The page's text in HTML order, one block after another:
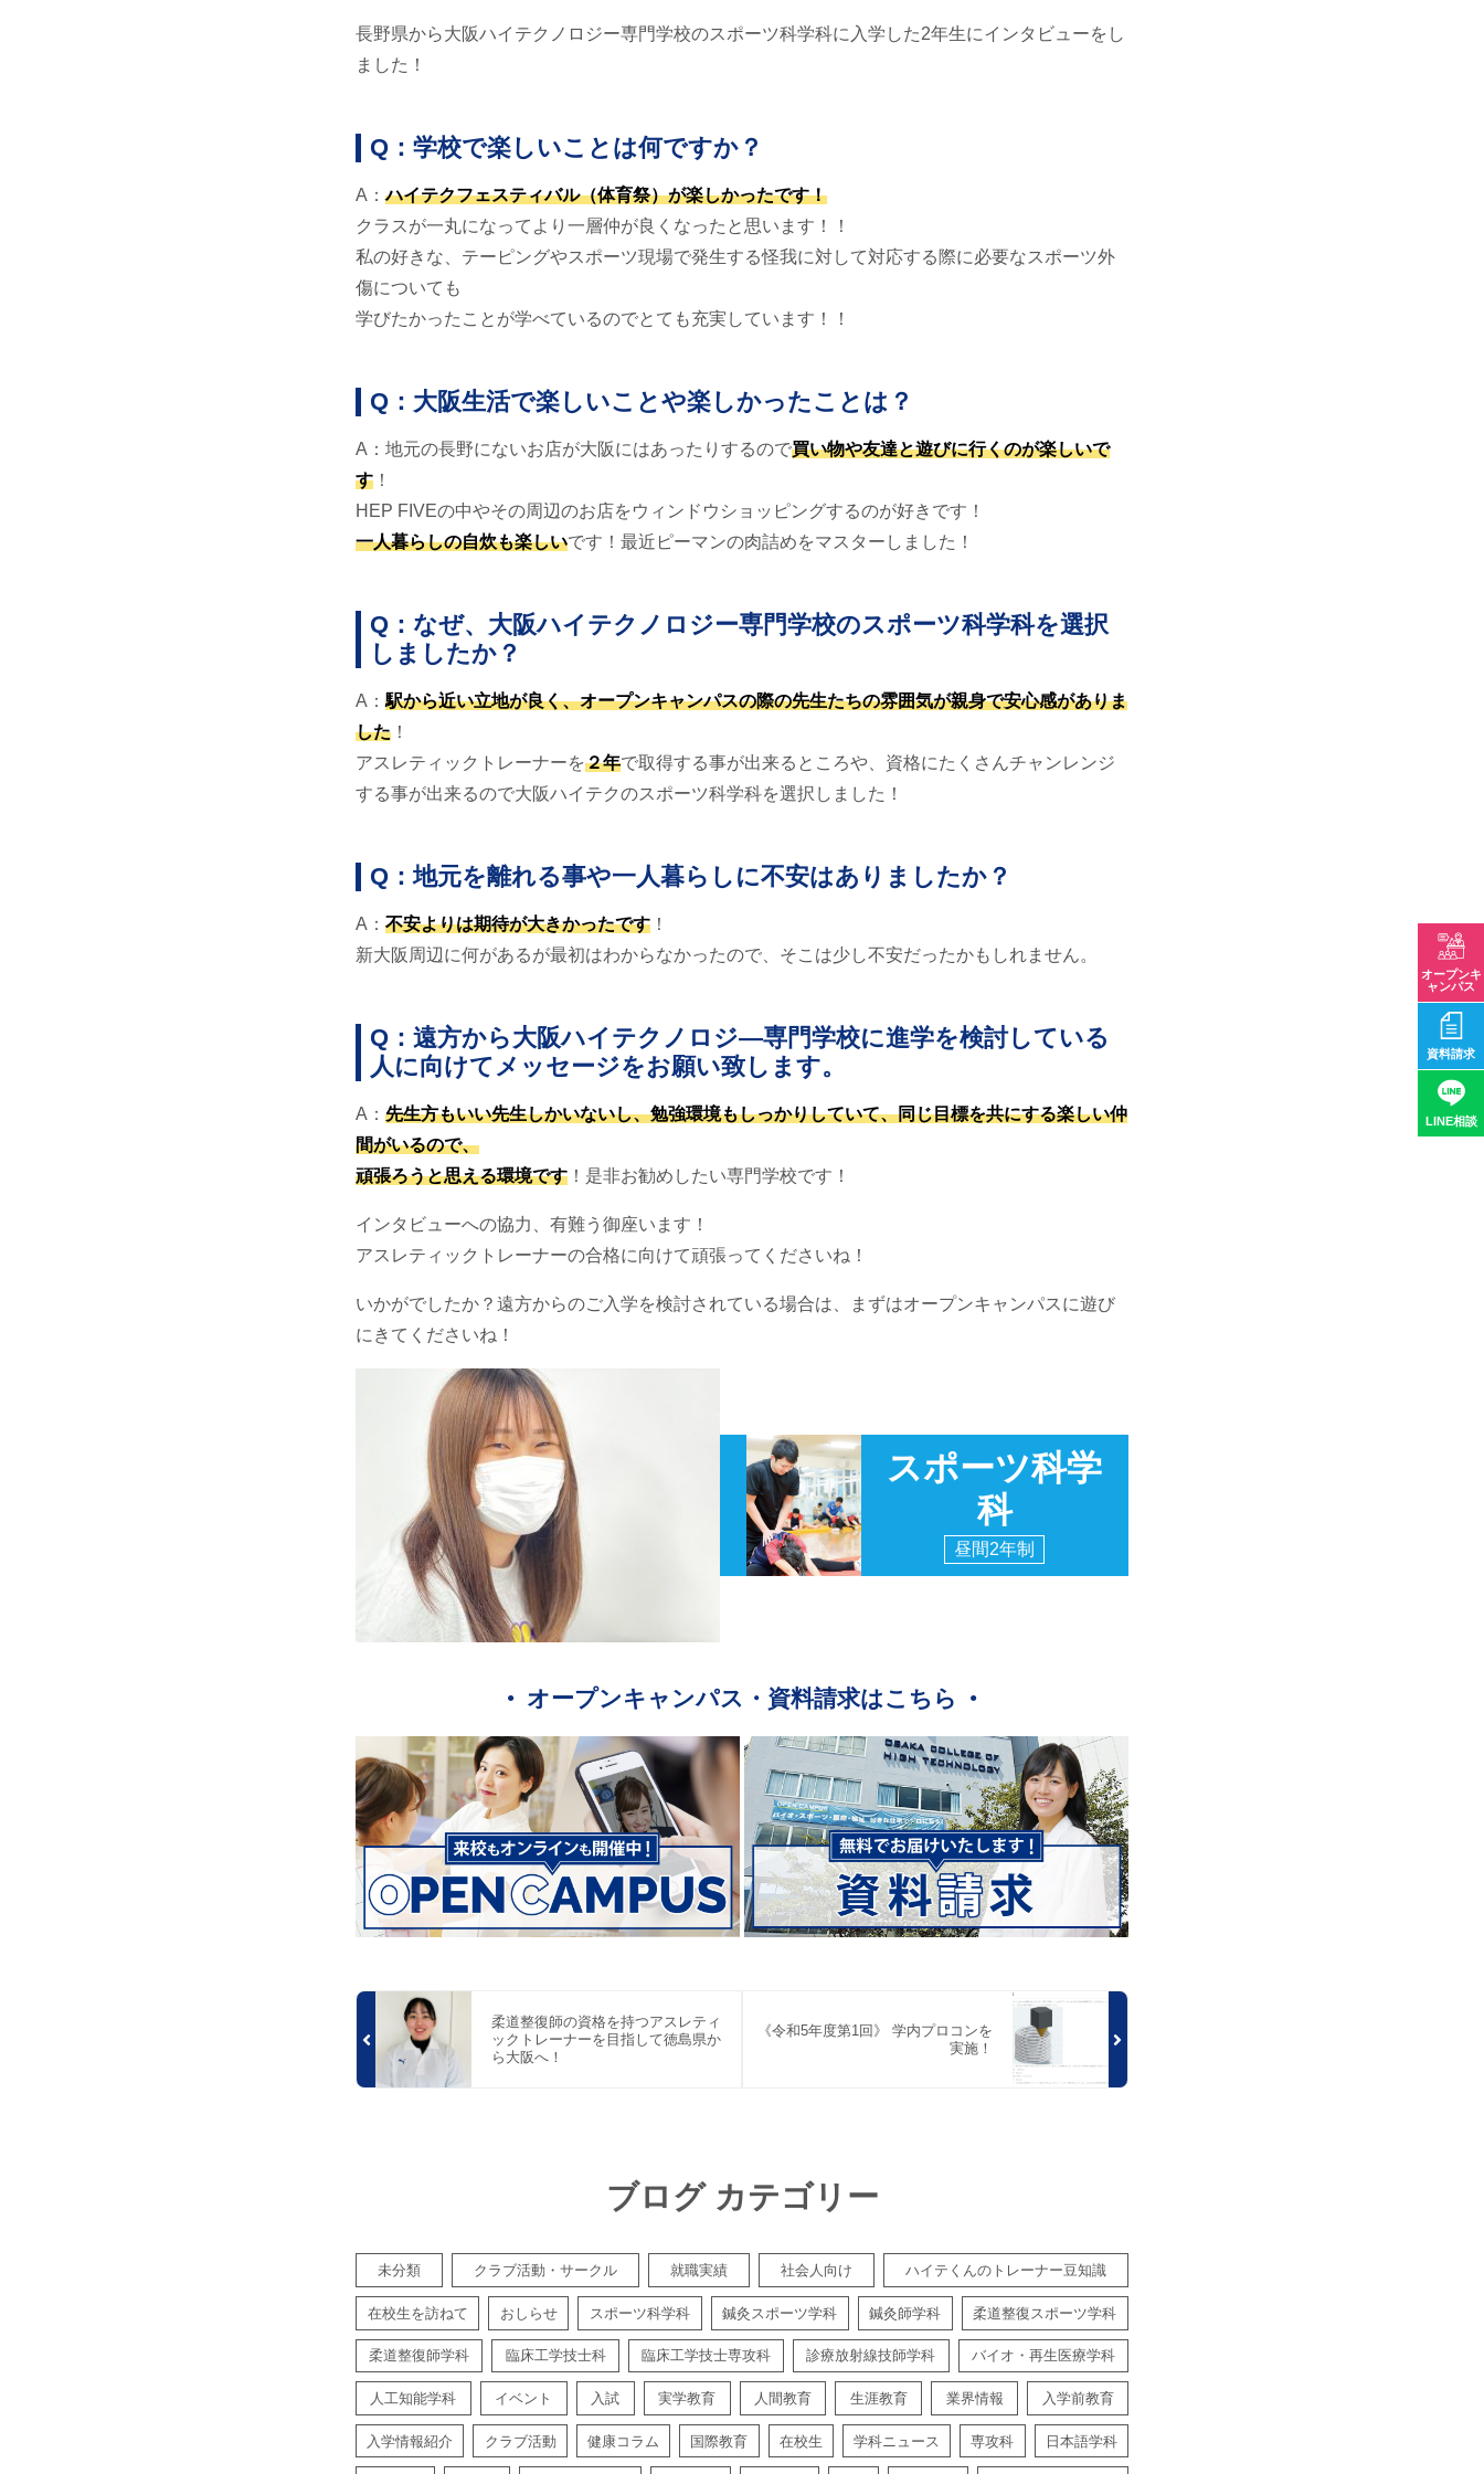
長野県から大阪ハイテクノロジー専門学校のスポーツ科学科に入学した2年生にインタビューをし
ました！
Q：学校で楽しいことは何ですか？
A：ハイテクフェスティバル（体育祭）が楽しかったです！
クラスが一丸になってより一層仲が良くなったと思います！！
私の好きな、テーピングやスポーツ現場で発生する怪我に対して対応する際に必要なスポーツ外
傷についても
学びたかったことが学べているのでとても充実しています！！
Q：大阪生活で楽しいことや楽しかったことは？
A：地元の長野にないお店が大阪にはあったりするので買い物や友達と遊びに行くのが楽しいで
す ！
HEP FIVEの中やその周辺のお店をウィンドウショッピングするのが好きです！
一人暮らしの自炊も楽しいです！最近ピーマンの肉詰めをマスターしました！
Q：なぜ、大阪ハイテクノロジー専門学校のスポーツ科学科を選択
しましたか？
A：駅から近い立地が良く、オープンキャンパスの際の先生たちの雰囲気が親身で安心感がありま
した ！
アスレティックトレーナーを２年で取得する事が出来るところや、資格にたくさんチャンレンジ
する事が出来るので大阪ハイテクのスポーツ科学科を選択しました！
Q：地元を離れる事や一人暮らしに不安はありましたか？
A： 不安よりは期待が大きかったです ！
新大阪周辺に何があるが最初はわからなかったので、そこは少し不安だったかもしれません。
Q：遠方から大阪ハイテクノロジ―専門学校に進学を検討している
人に向けてメッセージをお願い致します。
A： 先生方もいい先生しかいないし、勉強環境もしっかりしていて、同じ目標を共にする楽しい仲
間がいるので、
頑張ろうと思える環境です ！是非お勧めしたい専門学校です！
インタビューへの協力、有難う御座います！
アスレティックトレーナーの合格に向けて頑張ってくださいね！
いかがでしたか？遠方からのご入学を検討されている場合は、まずはオープンキャンパスに遊び
にきてくださいね！
スポーツ科学
科
昼間2年制
オープンキャンパス・資料請求はこちら
柔道整復師の資格を持つアスレティ
ックトレーナーを目指して徳島県か
ら大阪へ！
《令和5年度第1回》 学内プロコンを
実施！
ブログ カテゴリー
未分類 クラブ活動・サークル 就職実績 社会人向け ハイテくんのトレーナー豆知識
在校生を訪ねて おしらせ スポーツ科学科 鍼灸スポーツ学科 鍼灸師学科 柔道整復スポーツ学科
柔道整復師学科 臨床工学技士科 臨床工学技士専攻科 診療放射線技師学科 バイオ・再生医療学科
人工知能学科 イベント 入試 実学教育 人間教育 生涯教育 業界情報 入学前教育
入学情報紹介 クラブ活動 健康コラム 国際教育 在校生 学科ニュース 専攻科 日本語学科
オープンキ
ャンパス
資料請求
LINE相談